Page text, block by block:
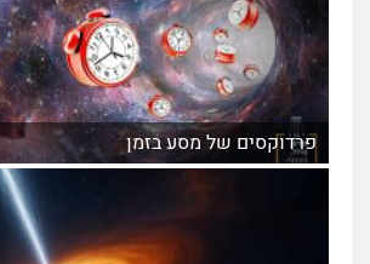
פרדוקסים של מסע בזמן